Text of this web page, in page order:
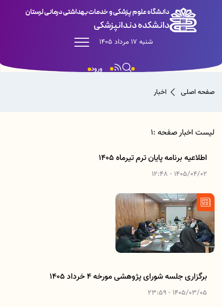
دانشگاه علوم پزشکی و خدمات بهداشتی درمانی لرستان
دانشکده دندانپزشکی
شنبه 17 مرداد 1405
ورود
صفحه اصلی اخبار
لیست اخبار صفحه :1
اطلاعیه برنامه پایان ترم تیرماه 1405
1405/04/02 - 12:48
برگزاری جلسه شورای پژوهشی مورخه 4 خرداد 1405
1405/03/05 - 23:59